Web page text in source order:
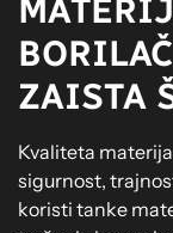
ZAISTA
Kvaliteta
sigurnost,
koristi tanke